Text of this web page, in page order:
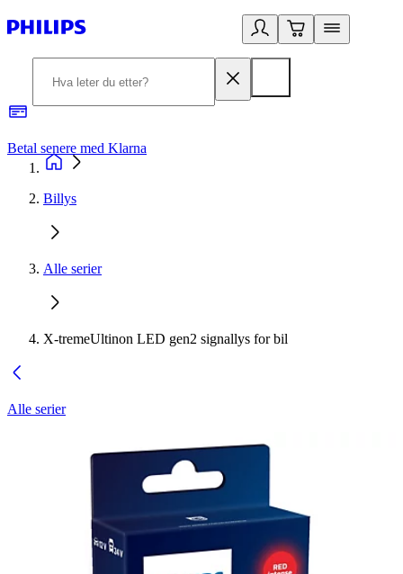
Betal senere med Klarna
Billys
Alle serier
X-tremeUltinon LED gen2 signallys for bil
Alle serier